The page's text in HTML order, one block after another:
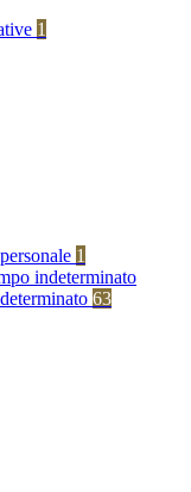
1
1
indeterminato
63